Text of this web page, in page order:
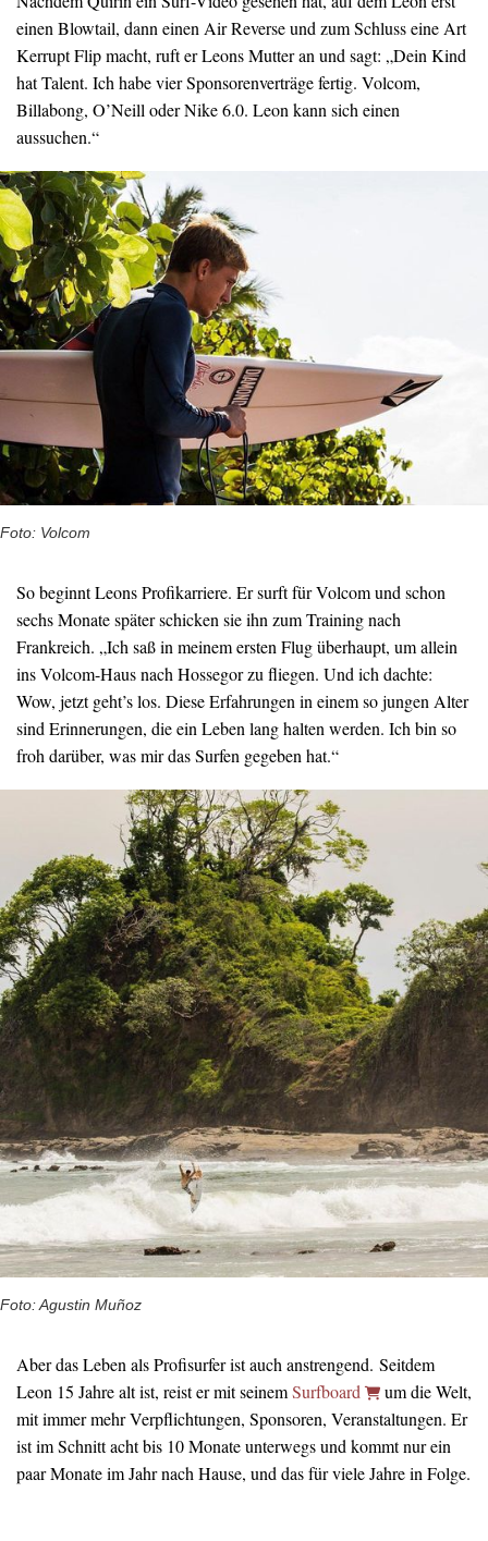
einen Blowtail, dann einen Air Reverse und zum Schluss eine Art
Kerrupt Flip macht, ruft er Leons Mutter an und sagt: „Dein Kind
hat Talent. Ich habe vier Sponsorenverträge fertig. Volcom,
Billabong, O’Neill oder Nike 6.0. Leon kann sich einen
aussuchen.“
Foto: Volcom
So beginnt Leons Profikarriere. Er surft für Volcom und schon
sechs Monate später schicken sie ihn zum Training nach
Frankreich. „Ich saß in meinem ersten Flug überhaupt, um allein
ins Volcom-Haus nach Hossegor zu fliegen. Und ich dachte:
Wow, jetzt geht’s los. Diese Erfahrungen in einem so jungen Alter
sind Erinnerungen, die ein Leben lang halten werden. Ich bin so
froh darüber, was mir das Surfen gegeben hat.“
Foto: Agustin Muñoz
Aber das Leben als Profisurfer ist auch anstrengend. Seitdem
Leon 15 Jahre alt ist, reist er mit seinemSurfboard
um die Welt,
mit immer mehr Verpflichtungen, Sponsoren, Veranstaltungen. Er
ist im Schnitt acht bis 10 Monate unterwegs und kommt nur ein
paar Monate im Jahr nach Hause, und das für viele Jahre in Folge.